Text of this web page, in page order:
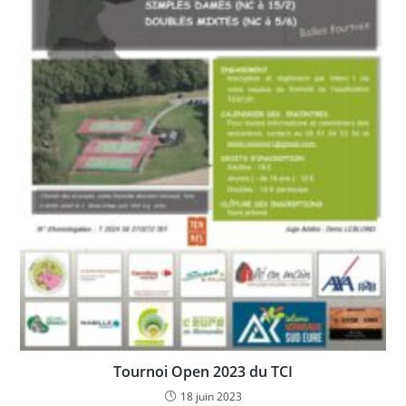
Tournoi Open 2023 du TCI
18 juin 2023